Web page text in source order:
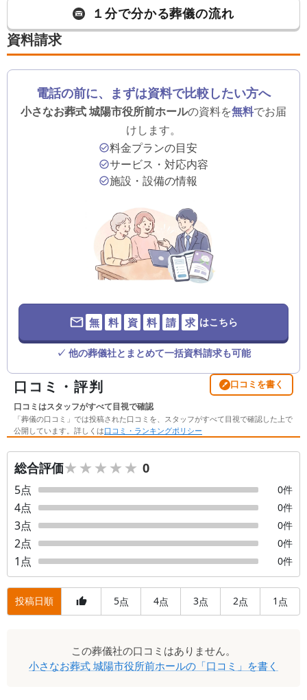
１分で分かる葬儀の流れ
資料請求
電話の前に、まずは資料で比較したい方へ
小さなお葬式 城陽市役所前ホールの資料を無料でお届
けします。
料金プランの目安
サービス・対応内容
施設・設備の情報
無 料 資 料 請 求 はこちら
✓ 他の葬儀社とまとめて一括資料請求も可能
口コミ・評判 口コミを書く
口コミはスタッフがすべて目視で確認
「葬儀の口コミ」では投稿された口コミを、スタッフがすべて目視で確認した上で
公開しています。詳しくは口コミ・ランキングポリシー
総合評価★★★★★
★★★★★ 0
5点 0件
4点 0件
3点 0件
2点 0件
1 点 0件
投稿日順 5点 4点 3点 2点 1 点
この葬儀社の口コミはありません。
小さなお葬式 城陽市役所前ホールの「口コミ」を書く